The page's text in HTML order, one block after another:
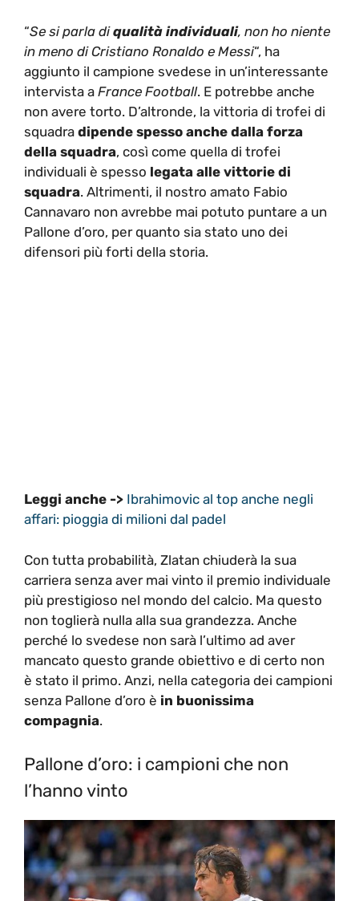
“Se si parla diqualità individuali, non ho niente
in meno di Cristiano Ronaldo e Messi“, ha
aggiunto il campione svedese in un’interessante
intervista a France Football. E potrebbe anche
non avere torto. D’altronde, la vittoria di trofei di
squadra dipende spesso anche dalla forza
della squadra, così come quella di trofei
individuali è spesso legata alle vittorie di
squadra. Altrimenti, il nostro amato Fabio
Cannavaro non avrebbe mai potuto puntare a un
Pallone d’oro, per quanto sia stato uno dei
difensori più forti della storia.
Leggi anche -> Ibrahimovic al top anche negli
affari: pioggia di milioni dal padel
Con tutta probabilità, Zlatan chiuderà la sua
carriera senza aver mai vinto il premio individuale
più prestigioso nel mondo del calcio. Ma questo
non toglierà nulla alla sua grandezza. Anche
perché lo svedese non sarà l’ultimo ad aver
mancato questo grande obiettivo e di certo non
è stato il primo. Anzi, nella categoria dei campioni
senza Pallone d’oro è in buonissima
compagnia.
Pallone d’oro: i campioni che non
l’hanno vinto